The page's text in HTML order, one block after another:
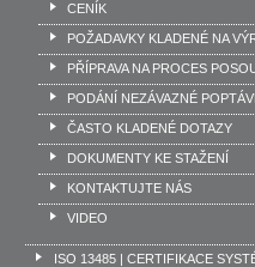
CENÍK
POŽADAVKY KLADENÉ NA
PŘÍPRAVA NA PROCES
PODÁNÍ NEZÁVAZNÉ
ČASTO KLADENÉ DOTAZY
DOKUMENTY KE STAŽENÍ
KONTAKTUJTE NÁS
VIDEO
ISO 13485 | CERTIFIKACE